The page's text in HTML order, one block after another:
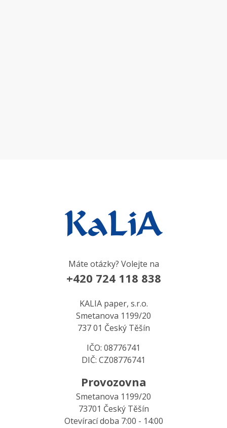
Máte otázky? Volejte na
+420 724 118 838
KALIA paper, s.r.o.
Smetanova 1199/20
737 01 Český Těšín
IČO: 08776741
DIČ: CZ08776741
Provozovna
Smetanova 1199/20
73701 Český Těšín
Otevírací doba 7:00 - 14:00